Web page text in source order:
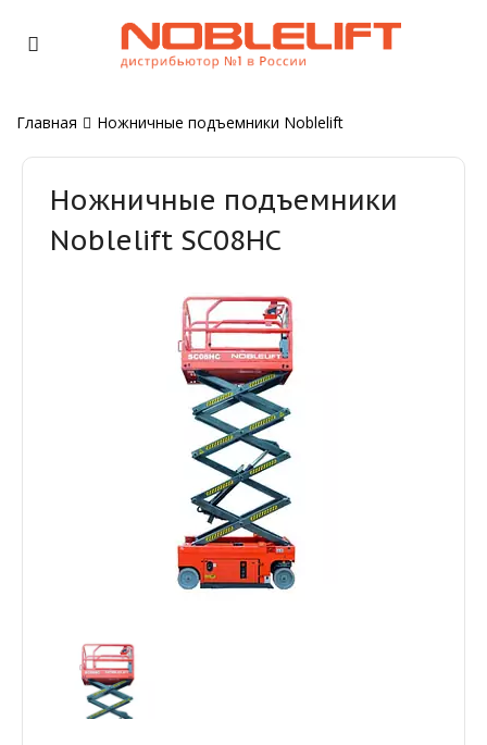
Главная Ножничные подъемники Noblelift
Ножничные подъемники
Noblelift SC08HC